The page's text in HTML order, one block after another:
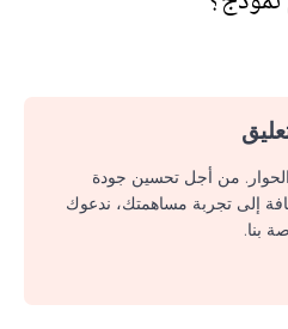
من أجل تحسين جودة
إلى تجربة مساهمتك، ندعوك
بنا.